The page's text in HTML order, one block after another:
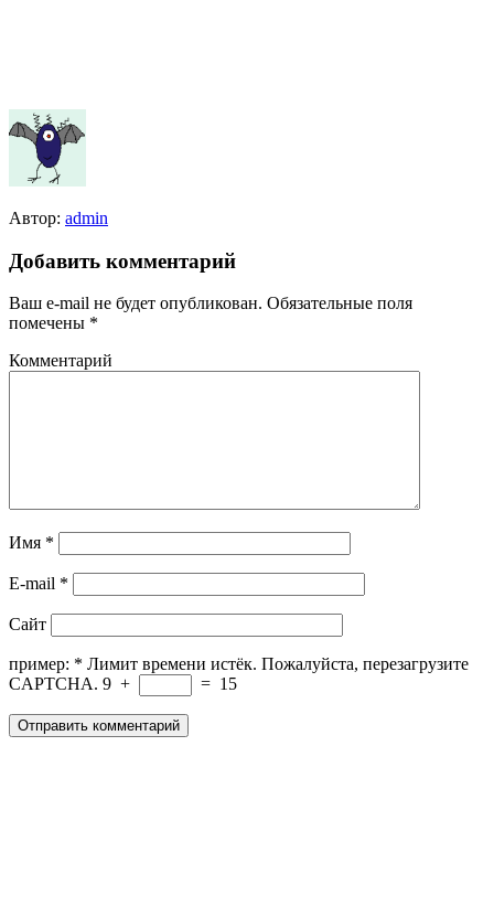
Автор: admin
Добавить комментарий
Ваш e-mail не будет опубликован. Обязательные поля
помечены *
Комментарий
Имя *
E-mail *
Сайт
пример: * Лимит времени истёк. Пожалуйста, перезагрузите
CAPTCHA. 9 + = 15